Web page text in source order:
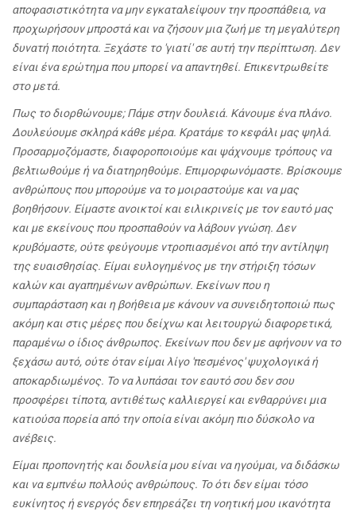
αποφασιστικότητα να μην εγκαταλείψουν την προσπάθεια, να
προχωρήσουν μπροστά και να ζήσουν μια ζωή με τη μεγαλύτερη
δυνατή ποιότητα. Ξεχάστε το 'γιατί' σε αυτή την περίπτωση. Δεν
είναι ένα ερώτημα που μπορεί να απαντηθεί. Επικεντρωθείτε
στο μετά.
Πως το διορθώνουμε; Πάμε στην δουλειά. Κάνουμε ένα πλάνο.
Δουλεύουμε σκληρά κάθε μέρα. Κρατάμε το κεφάλι μας ψηλά.
Προσαρμοζόμαστε, διαφοροποιούμε και ψάχνουμε τρόπους να
βελτιωθούμε ή να διατηρηθούμε. Επιμορφωνόμαστε. Βρίσκουμε
ανθρώπους που μπορούμε να το μοιραστούμε και να μας
βοηθήσουν. Είμαστε ανοικτοί και ειλικρινείς με τον εαυτό μας
και με εκείνους που προσπαθούν να λάβουν γνώση. Δεν
κρυβόμαστε, ούτε φεύγουμε ντροπιασμένοι από την αντίληψη
της ευαισθησίας. Είμαι ευλογημένος με την στήριξη τόσων
καλών και αγαπημένων ανθρώπων. Εκείνων που η
συμπαράσταση και η βοήθεια με κάνουν να συνειδητοποιώ πως
ακόμη και στις μέρες που δείχνω και λειτουργώ διαφορετικά,
παραμένω ο ίδιος άνθρωπος. Εκείνων που δεν με αφήνουν να το
ξεχάσω αυτό, ούτε όταν είμαι λίγο 'πεσμένος' ψυχολογικά ή
αποκαρδιωμένος. Το να λυπάσαι τον εαυτό σου δεν σου
προσφέρει τίποτα, αντιθέτως καλλιεργεί και ενθαρρύνει μια
κατιούσα πορεία από την οποία είναι ακόμη πιο δύσκολο να
ανέβεις.
Είμαι προπονητής και δουλεία μου είναι να ηγούμαι, να διδάσκω
και να εμπνέω πολλούς ανθρώπους. Το ότι δεν είμαι τόσο
ευκίνητος ή ενεργός δεν επηρεάζει τη νοητική μου ικανότητα